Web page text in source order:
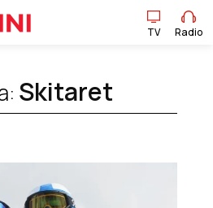
TV Radio
Skitaret